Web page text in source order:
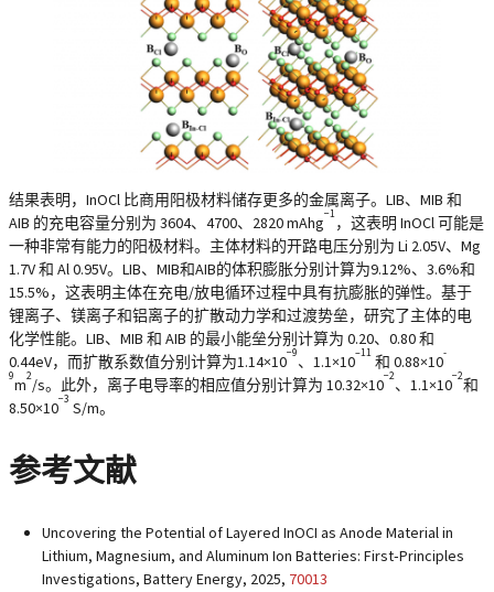
结果表明，InOCl 比商用阳极材料储存更多的金属离子。LIB、MIB 和
AIB 的充电容量分别为 3604、4700、2820 mAhg
−1
，这表明 InOCl 可能是
一种非常有能力的阳极材料。主体材料的开路电压分别为 Li 2.05V、Mg
1.7V 和 Al 0.95V。LIB、MIB和AIB的体积膨胀分别计算为9.12%、3.6%和
15.5%，这表明主体在充电/放电循环过程中具有抗膨胀的弹性。基于
锂离子、镁离子和铝离子的扩散动力学和过渡势垒，研究了主体的电
化学性能。LIB、MIB 和 AIB 的最小能垒分别计算为 0.20、0.80 和
0.44eV，而扩散系数值分别计算为1.14×10
−9
、1.1×10
–11
和 0.88×10
-
9
m
2
/s。此外，离子电导率的相应值分别计算为 10.32×10
−2
、1.1×10
−2
和
8.50×10
−3
S/m。
参考文献
Uncovering the Potential of Layered InOCI as Anode Material in
Lithium, Magnesium, and Aluminum Ion Batteries: First‐Principles
Investigations, Battery Energy, 2025, 70013